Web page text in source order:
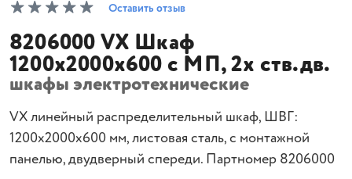
Оставить отзыв
8206000 VX Шкаф
1200x2000x600 с МП, 2х ств.дв.
шкафы электротехнические
VX линейный распределительный шкаф, ШВГ:
1200x2000x600 мм, листовая сталь, с монтажной
панелью, двудверный спереди. Партномер 8206000